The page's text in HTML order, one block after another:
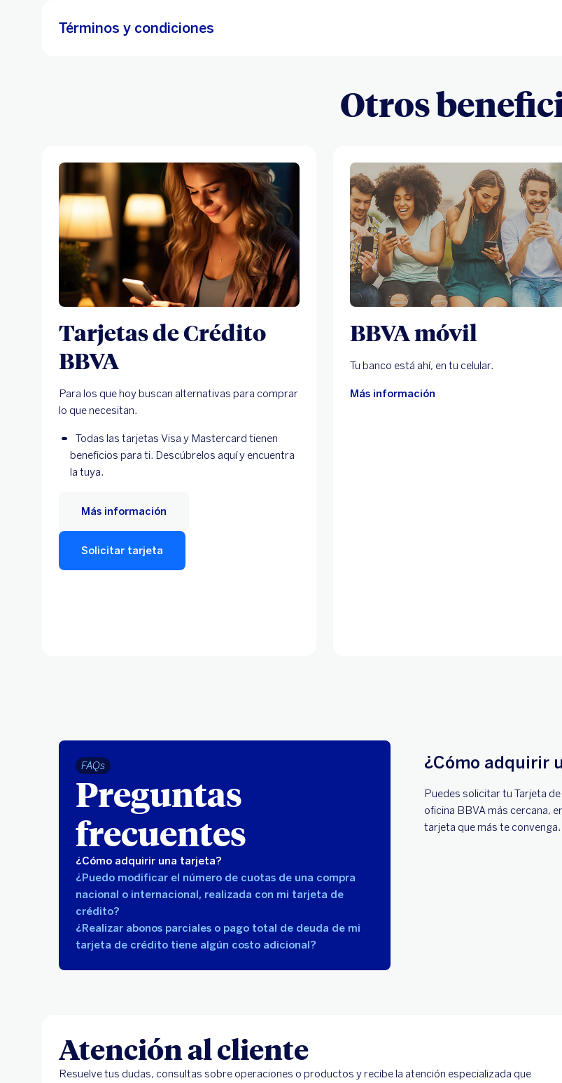
Términos y condiciones
Otros
Tarjetas de Crédito
BBVA
Para los que hoy buscan alternativas para comprar
lo que necesitan.
Todas las tarjetas Visa y Mastercard tienen
beneficios para ti. Descúbrelos aquí y encuentra
la tuya.
Solicitar tarjeta
Más información
BBVA móvil
Tu banco está ahí, en tu celular.
Más información
FAQs
Preguntas
frecuentes
¿Cómo adquirir una tarjeta?
¿Puedo modificar el número de cuotas de una compra
nacional o internacional, realizada con mi tarjeta de
crédito?
¿Realizar abonos parciales o pago total de deuda de mi
tarjeta de crédito tiene algún costo adicional?
¿Cómo adquirir
Puedes solicitar tu Tarjeta
oficina BBVA más cercana,
tarjeta que más te convenga.
Atención al cliente
Resuelve tus dudas, consultas sobre operaciones o productos y recibe la atención especializada que